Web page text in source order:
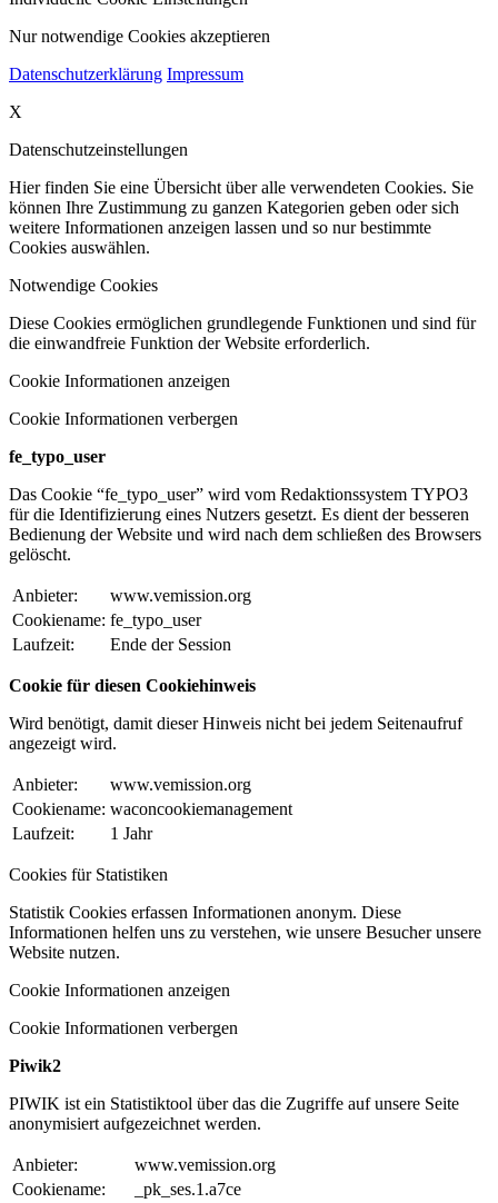
Nur notwendige Cookies akzeptieren
Datenschutzerklärung Impressum
X
Datenschutzeinstellungen
Hier finden Sie eine Übersicht über alle verwendeten Cookies. Sie
können Ihre Zustimmung zu ganzen Kategorien geben oder sich
weitere Informationen anzeigen lassen und so nur bestimmte
Cookies auswählen.
Notwendige Cookies
Diese Cookies ermöglichen grundlegende Funktionen und sind für
die einwandfreie Funktion der Website erforderlich.
Cookie Informationen anzeigen
Cookie Informationen verbergen
fe_typo_user
Das Cookie “fe_typo_user” wird vom Redaktionssystem TYPO3
für die Identifizierung eines Nutzers gesetzt. Es dient der besseren
Bedienung der Website und wird nach dem schließen des Browsers
gelöscht.
Anbieter:
www.vemission.org
Cookiename: fe_typo_user
Laufzeit:
Ende der Session
Cookie für diesen Cookiehinweis
Wird benötigt, damit dieser Hinweis nicht bei jedem Seitenaufruf
angezeigt wird.
Anbieter:
www.vemission.org
Cookiename: waconcookiemanagement
Laufzeit:
1 Jahr
Cookies für Statistiken
Statistik Cookies erfassen Informationen anonym. Diese
Informationen helfen uns zu verstehen, wie unsere Besucher unsere
Website nutzen.
Cookie Informationen anzeigen
Cookie Informationen verbergen
Piwik2
PIWIK ist ein Statistiktool über das die Zugriffe auf unsere Seite
anonymisiert aufgezeichnet werden.
Anbieter:
www.vemission.org
Cookiename:
_pk_ses.1.a7ce